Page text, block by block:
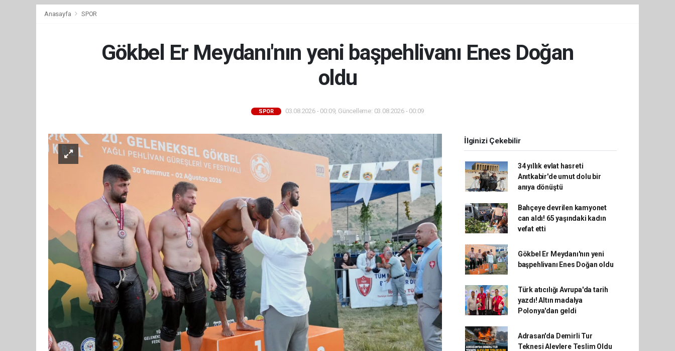
Anasayfa SPOR
Gökbel Er Meydanı'nın yeni başpehlivanı Enes Doğan
oldu
SPOR 03.08.2026 - 00:09, Güncelleme: 03.08.2026 - 00:09
İlginizi Çekebilir
34 yıllık evlat hasreti
Anıtkabir'de umut dolu bir
anıya dönüştü
Bahçeye devrilen kamyonet
can aldı! 65 yaşındaki kadın
vefat etti
Gökbel Er Meydanı'nın yeni
başpehlivanı Enes Doğan oldu
Türk atıcılığı Avrupa'da tarih
yazdı! Altın madalya
Polonya'dan geldi
Adrasan'da Demirli Tur
Teknesi Alevlere Teslim Oldu